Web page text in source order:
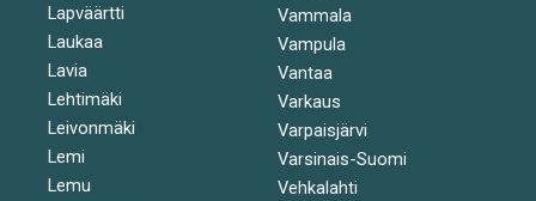
Lapväärtti
Laukaa
Lavia
Lehtimäki
Leivonmäki
Lemi
Lemu
Vammala
Vampula
Vantaa
Varkaus
Varpaisjärvi
Varsinais-Suomi
Vehkalahti